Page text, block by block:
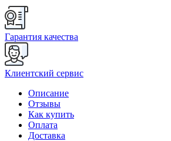
Гарантия качества
Клиентский сервис
Описание
Отзывы
Как купить
Оплата
Доставка